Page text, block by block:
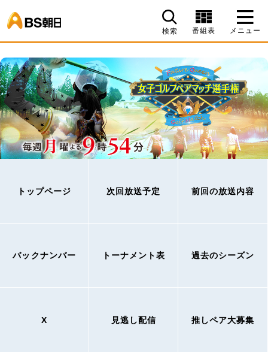
検索 番組表 メニュー
トップページ 次回放送予定 前回の放送内容
バックナンバー トーナメント表 過去のシーズン
X 見逃し配信 推しペア大募集